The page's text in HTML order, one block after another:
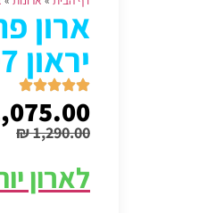
יראון 707
₪1,290.00
לארון